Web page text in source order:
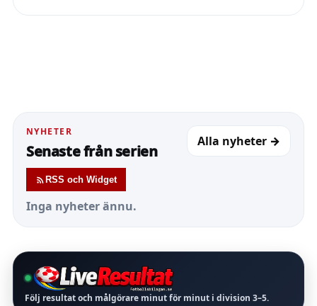
NYHETER
Senaste från serien
RSS och Widget
Alla nyheter →
Inga nyheter ännu.
Följ resultat och målgörare minut för minut i division 3–5.